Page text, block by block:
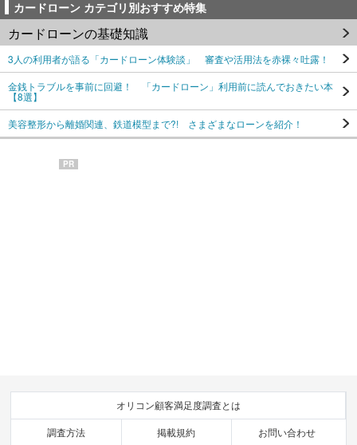
カードローン カテゴリ別おすすめ特集
カードローンの基礎知識
3人の利用者が語る「カードローン体験談」 審査や活用法を赤裸々吐露！
金銭トラブルを事前に回避！ 「カードローン」利用前に読んでおきたい本
【8選】
美容整形から離婚関連、鉄道模型まで?! さまざまなローンを紹介！
PR
オリコン顧客満足度調査とは
調査方法 掲載規約 お問い合わせ